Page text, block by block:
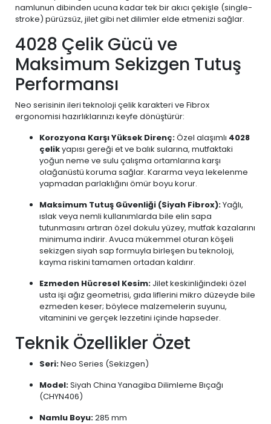
namlunun dibinden ucuna kadar tek bir akıcı çekişle (single-
stroke) pürüzsüz, jilet gibi net dilimler elde etmenizi sağlar.
4028 Çelik Gücü ve
Maksimum Sekizgen Tutuş
Performansı
Neo serisinin ileri teknoloji çelik karakteri ve Fibrox
ergonomisi hazırlıklarınızı keyfe dönüştürür:
Korozyona Karşı Yüksek Direnç:Özel alaşımlı 4028
çelikyapısı gereği et ve balık sularına, mutfaktaki
yoğun neme ve sulu çalışma ortamlarına karşı
olağanüstü koruma sağlar. Kararma veya lekelenme
yapmadan parlaklığını ömür boyu korur.
Maksimum Tutuş Güvenliği (Siyah Fibrox):Yağlı,
ıslak veya nemli kullanımlarda bile elin sapa
tutunmasını artıran özel dokulu yüzey, mutfak kazalarını
minimuma indirir. Avuca mükemmel oturan köşeli
sekizgen siyah sap formuyla birleşen bu teknoloji,
kayma riskini tamamen ortadan kaldırır.
Ezmeden Hücresel Kesim: Jilet keskinliğindeki özel
usta işi ağız geometrisi, gıda liflerini mikro düzeyde bile
ezmeden keser; böylece malzemelerin suyunu,
vitaminini ve gerçek lezzetini içinde hapseder.
Teknik Özellikler Özet
Seri:Neo Series (Sekizgen)
Model:Siyah China Yanagiba Dilimleme Bıçağı
(CHYN406)
Namlu Boyu:285 mm